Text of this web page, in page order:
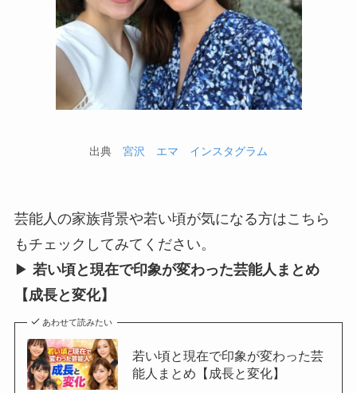
出典 宮沢 エマ インスタグラム
芸能人の家族背景や若い頃が気になる方はこちら
もチェックしてみてください。
▶︎ 若い頃と現在で印象が変わった芸能人まとめ
【成長と変化】
あわせて読みたい
若い頃と現在で印象が変わった芸
能人まとめ【成長と変化】